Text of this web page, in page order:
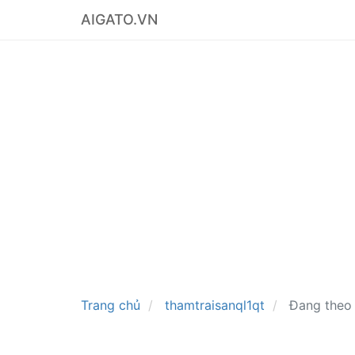
AIGATO.VN
Trang chủ thamtraisanql1qt Đang theo